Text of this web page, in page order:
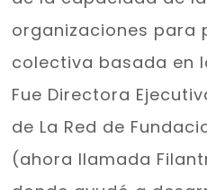
organizaciones para
colectiva basada en
Fue Directora
de La Red de
(ahora llamada